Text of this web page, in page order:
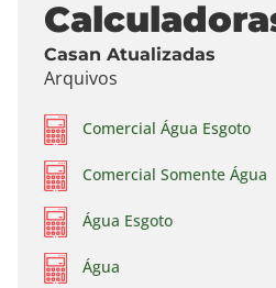
Casan Atualizadas
Arquivos
Comercial Água Esgoto
Comercial Somente Água
Água Esgoto
Água